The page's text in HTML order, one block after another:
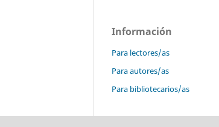
Información
Para lectores/as
Para autores/as
Para bibliotecarios/as